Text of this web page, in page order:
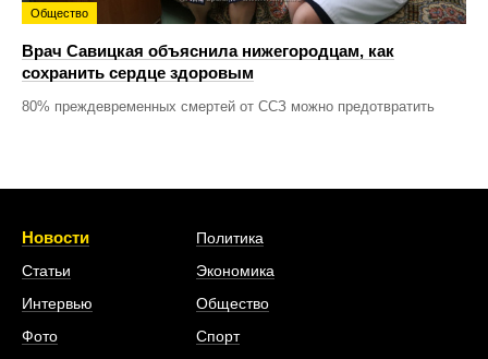
Общество
Врач Савицкая объяснила нижегородцам, как
сохранить сердце здоровым
80% преждевременных смертей от ССЗ можно предотвратить
Новости
Статьи
Интервью
Фото
Политика
Экономика
Общество
Спорт